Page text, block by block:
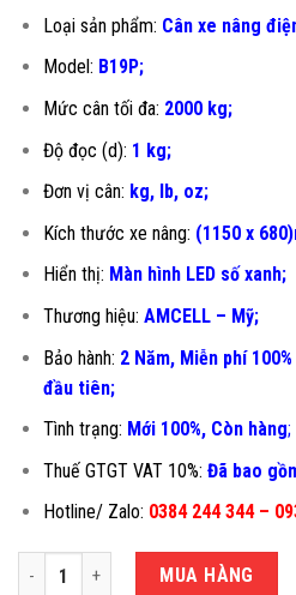
Loại sản phẩm: Cân xe nâng
Model: B19P;
Mức cân tối đa: 2000 kg;
Độ đọc (d): 1 kg;
Đơn vị cân: kg, lb, oz;
Kích thước xe nâng: (1150 x
Hiển thị: Màn hình LED số xanh;
Thương hiệu: AMCELL – Mỹ;
Bảo hành: 2 Năm, Miễn phí
đầu tiên;
Tình trạng: Mới 100%, Còn hàng;
Thuế GTGT VAT 10%: Đã bao
Hotline/ Zalo: 0384 244 344 –
CÂN XE NÂNG 2 TẤN B19P-680DH số
MUA HÀNG